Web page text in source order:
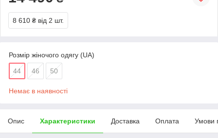
8 610 ₴ від 2 шт.
Розмір жіночого одягу (UA)
44 46 50
Немає в наявності
Опис Характеристики Доставка Оплата Умови